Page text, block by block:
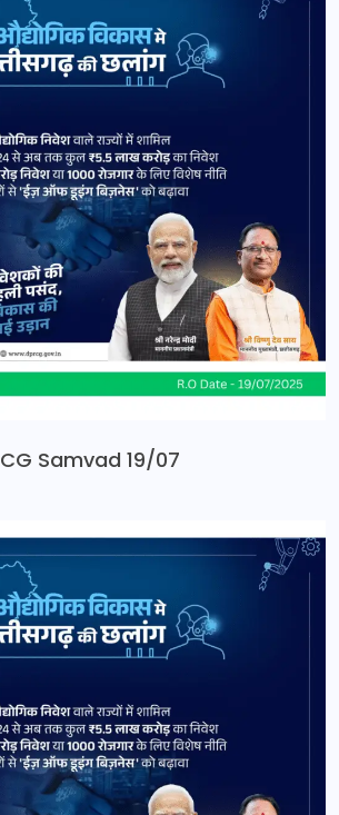
CG Samvad 19/07